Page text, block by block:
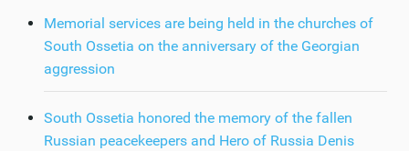
Memorial services are being held in the churches of
South Ossetia on the anniversary of the Georgian
aggression
South Ossetia honored the memory of the fallen
Russian peacekeepers and Hero of Russia Denis